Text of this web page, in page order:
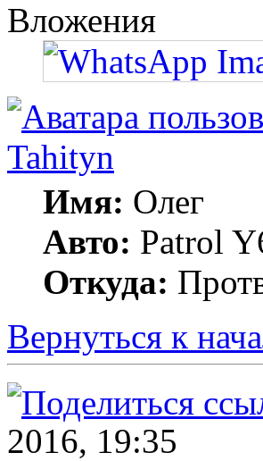
Вложения
Tahityn
Имя: Олег
Авто: Patrol
Откуда:
Вернуться к
2016, 19:35